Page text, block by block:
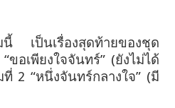
นี้ เป็นเรื่องสุดท้ายของชุด
อเพียงใจจันทร์” (ยังไม่ได้
ที่ 2 “หนึ่งจันทร์กลางใจ” (มี